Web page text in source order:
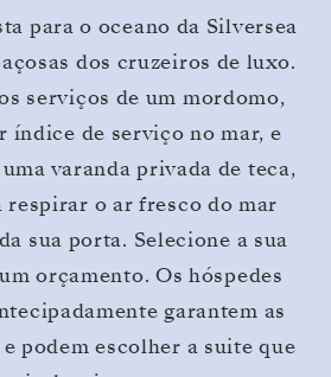
para o oceano da Silversea
dos cruzeiros de luxo.
serviços de um mordomo,
índice de serviço no mar, e
varanda privada de teca,
respirar o ar fresco do mar
sua porta. Selecione a sua
orçamento. Os hóspedes
garantem as
podem escolher a suite que